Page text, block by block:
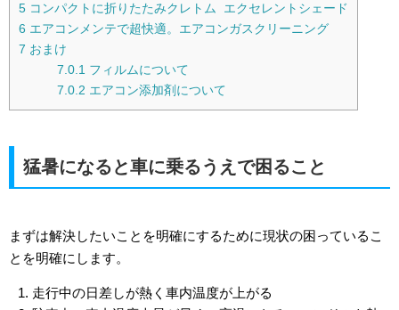
5 コンパクトに折りたたみクレトム エクセレントシェード
6 エアコンメンテで超快適。エアコンガスクリーニング
7 おまけ
7.0.1フィルムについて
7.0.2 エアコン添加剤について
猛暑になると車に乗るうえで困ること
まずは解決したいことを明確にするために現状の困っているこ
とを明確にします。
走行中の日差しが熱く車内温度が上がる